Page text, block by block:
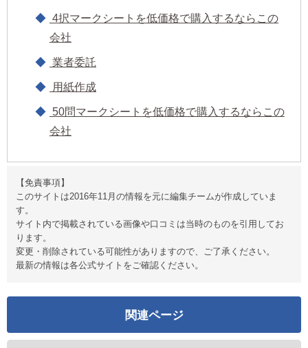
4択マークシートを低価格で購入するならこの
会社
業者委託
用紙作成
50問マークシートを低価格で購入するならこの
会社
【免責事項】
このサイトは2016年11月の情報を元に編集チームが作成していま
す。
サイト内で掲載されている画像や口コミは当時のものを引用してお
ります。
変更・削除されている可能性がありますので、ご了承ください。
最新の情報は各公式サイトをご確認ください。
関連ページ